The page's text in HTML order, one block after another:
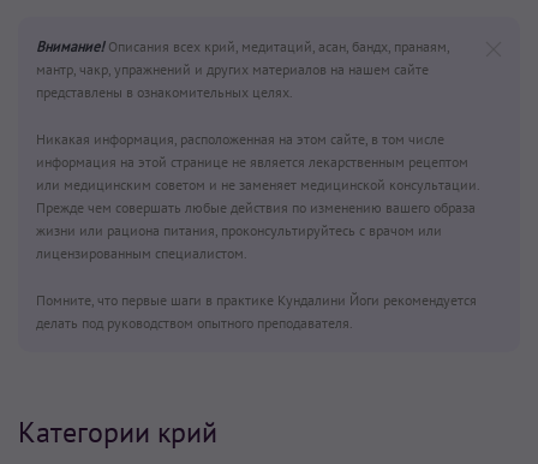
Внимание!Описания всех крий, медитаций, асан, бандх, пранаям,
мантр, чакр, упражнений и других материалов на нашем сайте
представлены в ознакомительных целях.
Никакая информация, расположенная на этом сайте, в том числе
информация на этой странице не является лекарственным рецептом
или медицинским советом и не заменяет медицинской консультации.
Прежде чем совершать любые действия по изменению вашего образа
жизни или рациона питания, проконсультируйтесь с врачом или
лицензированным специалистом.
Помните, что первые шаги в практике Кундалини Йоги рекомендуется
делать под руководством опытного преподавателя.
Категории крий